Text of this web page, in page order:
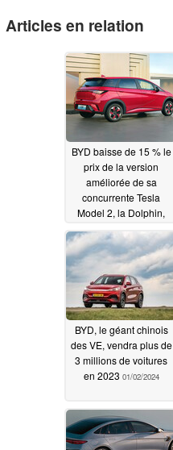
Articles en relation
BYD baisse de 15 % le
prix de la version
améliorée de sa
concurrente Tesla
Model 2, la Dolphin,
tout en ajoutant des
sièges ventilés
02/23/2024
BYD, le géant chinois
des VE, vendra plus de
3 millions de voitures
en 2023 01/02/2024